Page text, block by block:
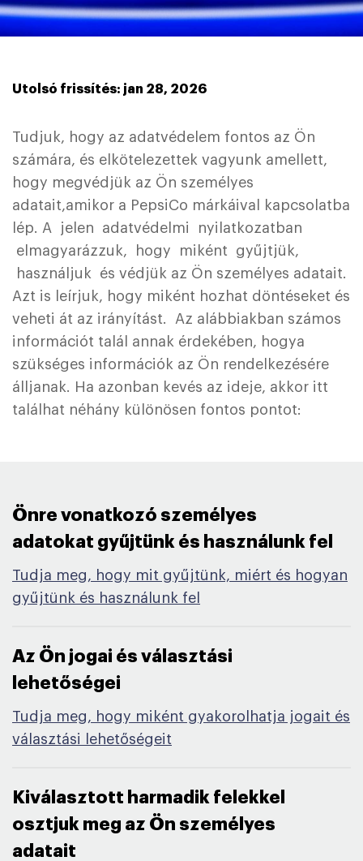
Utolsó frissítés: jan 28, 2026
Tudjuk, hogy az adatvédelem fontos az Ön
számára, és elkötelezettek vagyunk amellett,
hogy megvédjük az Ön személyes
adatait,amikor a PepsiCo márkáival kapcsolatba
lép. A jelen adatvédelmi nyilatkozatban
elmagyarázzuk, hogy miként gyűjtjük,
használjuk és védjük az Ön személyes adatait.
Azt is leírjuk, hogy miként hozhat döntéseket és
veheti át az irányítást. Az alábbiakban számos
információt talál annak érdekében, hogya
szükséges információk az Ön rendelkezésére
álljanak. Ha azonban kevés az ideje, akkor itt
találhat néhány különösen fontos pontot:
Önre vonatkozó személyes
adatokat gyűjtünk és használunk fel ​
Tudja meg, hogy mit gyűjtünk, miért és hogyan
gyűjtünk és használunk fel
Az Ön jogai és választási
lehetőségei​
Tudja meg, hogy miként gyakorolhatja jogait és
választási lehetőségeit
Kiválasztott harmadik felekkel
osztjuk meg az Ön személyes
adatait​